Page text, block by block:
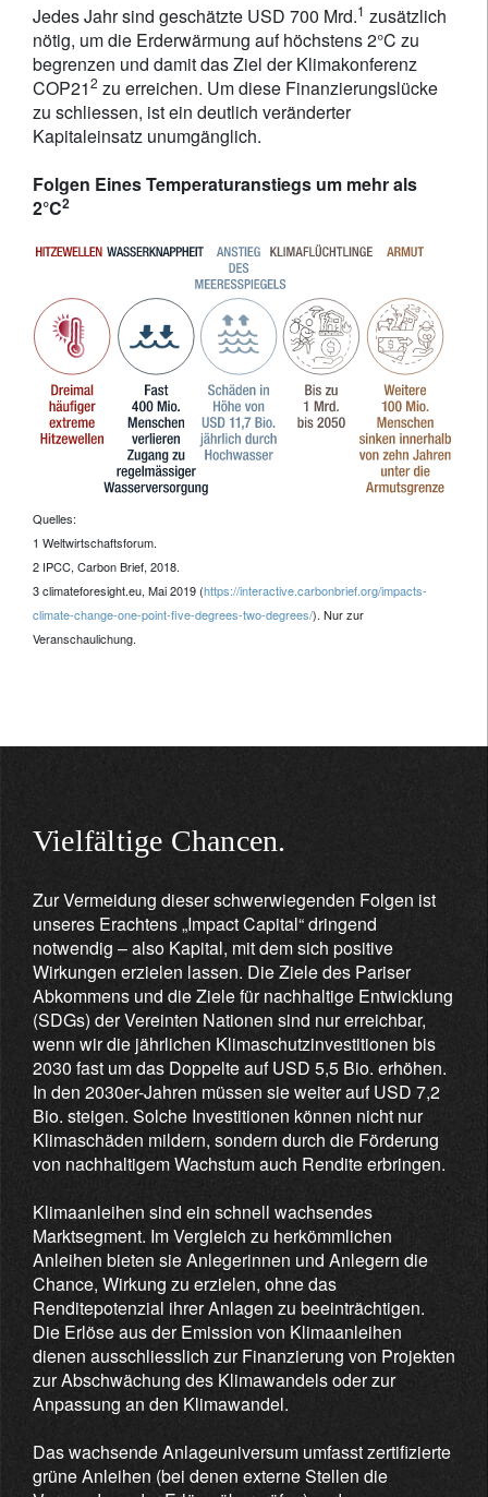
Jedes Jahr sind geschätzte USD 700 Mrd.1 zusätzlich
nötig, um die Erderwärmung auf höchstens 2°C zu
begrenzen und damit das Ziel der Klimakonferenz
COP212 zu erreichen. Um diese Finanzierungslücke
zu schliessen, ist ein deutlich veränderter
Kapitaleinsatz unumgänglich.
Folgen Eines Temperaturanstiegs um mehr als
2°C2
Quelles:
1 Weltwirtschaftsforum.
2 IPCC, Carbon Brief, 2018.
3 climateforesight.eu, Mai 2019 (https://interactive.carbonbrief.org/impacts-
climate-change-one-point-five-degrees-two-degrees/). Nur zur
Veranschaulichung.
Vielfältige Chancen.
Zur Vermeidung dieser schwerwiegenden Folgen ist
unseres Erachtens „Impact Capital“ dringend
notwendig – also Kapital, mit dem sich positive
Wirkungen erzielen lassen. Die Ziele des Pariser
Abkommens und die Ziele für nachhaltige Entwicklung
(SDGs) der Vereinten Nationen sind nur erreichbar,
wenn wir die jährlichen Klimaschutzinvestitionen bis
2030 fast um das Doppelte auf USD 5,5 Bio. erhöhen.
In den 2030er-Jahren müssen sie weiter auf USD 7,2
Bio. steigen. Solche Investitionen können nicht nur
Klimaschäden mildern, sondern durch die Förderung
von nachhaltigem Wachstum auch Rendite erbringen.
Klimaanleihen sind ein schnell wachsendes
Marktsegment. Im Vergleich zu herkömmlichen
Anleihen bieten sie Anlegerinnen und Anlegern die
Chance, Wirkung zu erzielen, ohne das
Renditepotenzial ihrer Anlagen zu beeinträchtigen.
Die Erlöse aus der Emission von Klimaanleihen
dienen ausschliesslich zur Finanzierung von Projekten
zur Abschwächung des Klimawandels oder zur
Anpassung an den Klimawandel.
Das wachsende Anlageuniversum umfasst zertifizierte
grüne Anleihen (bei denen externe Stellen die